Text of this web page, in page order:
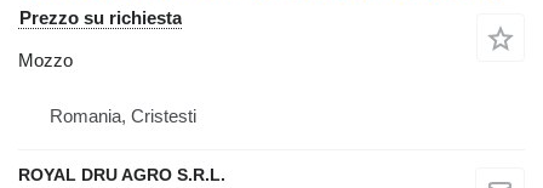
Prezzo su richiesta
Mozzo
Romania, Cristesti
ROYAL DRU AGRO S.R.L.